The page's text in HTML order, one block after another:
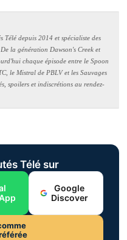
Télé depuis 2014 et spécialiste des
la génération Dawson's Creek et
chaque épisode entre le Spoon
le Mistral de PBLV et les Sauvages
spoilers et indiscrétions au rendez-
Télé sur
Google
Discover